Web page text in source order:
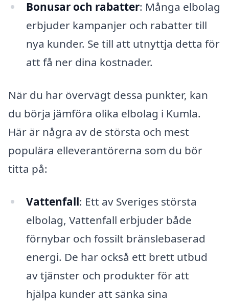
Bonusar och rabatter: Många elbolag
erbjuder kampanjer och rabatter till
nya kunder. Se till att utnyttja detta för
att få ner dina kostnader.
När du har övervägt dessa punkter, kan
du börja jämföra olika elbolag i Kumla.
Här är några av de största och mest
populära elleverantörerna som du bör
titta på:
Vattenfall: Ett av Sveriges största
elbolag, Vattenfall erbjuder både
förnybar och fossilt bränslebaserad
energi. De har också ett brett utbud
av tjänster och produkter för att
hjälpa kunder att sänka sina